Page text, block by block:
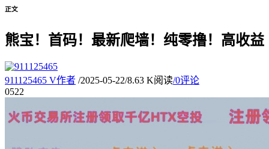
正文
熊宝！首码！最新爬墙！纯零撸！高收益
911125465 V作者 /2025-05-22/8.63 K阅读/0评论
0522